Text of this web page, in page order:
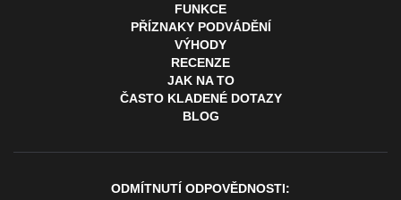
FUNKCE
PŘÍZNAKY PODVÁDĚNÍ
VÝHODY
RECENZE
JAK NA TO
ČASTO KLADENÉ DOTAZY
BLOG
ODMÍTNUTÍ ODPOVĚDNOSTI: